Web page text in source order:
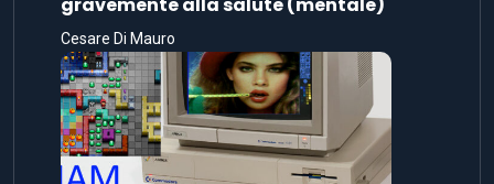
Cesare Di Mauro